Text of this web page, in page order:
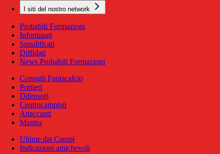
I siti del nostro network
Probabili Formazioni
Infortunati
Squalificati
Diffidati
News Probabili Formazioni
Consigli Fantacalcio
Portieri
Difensori
Centrocampisti
Attaccanti
Mantra
Ultime dai Campi
Indicazioni amichevoli